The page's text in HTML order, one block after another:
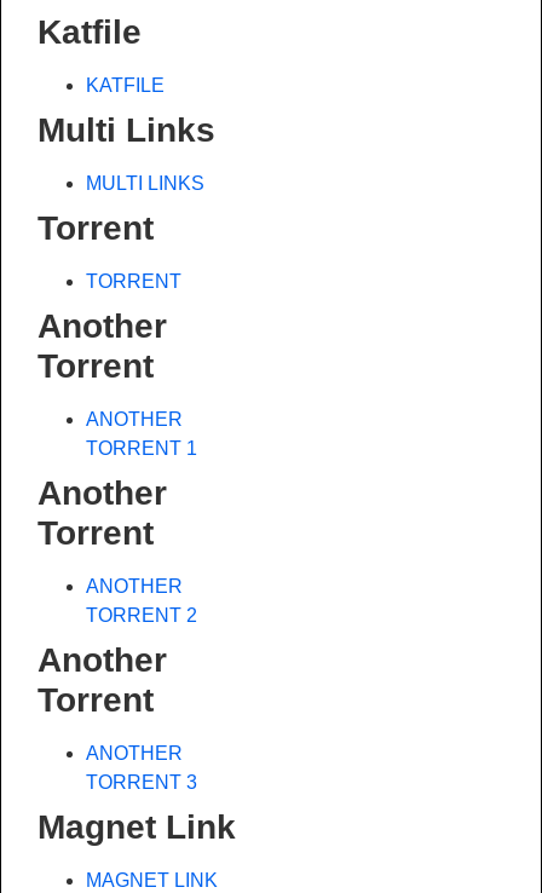
Katfile
KATFILE
Multi Links
MULTI LINKS
Torrent
TORRENT
Another
Torrent
ANOTHER
TORRENT 1
Another
Torrent
ANOTHER
TORRENT 2
Another
Torrent
ANOTHER
TORRENT 3
Magnet Link
MAGNET LINK